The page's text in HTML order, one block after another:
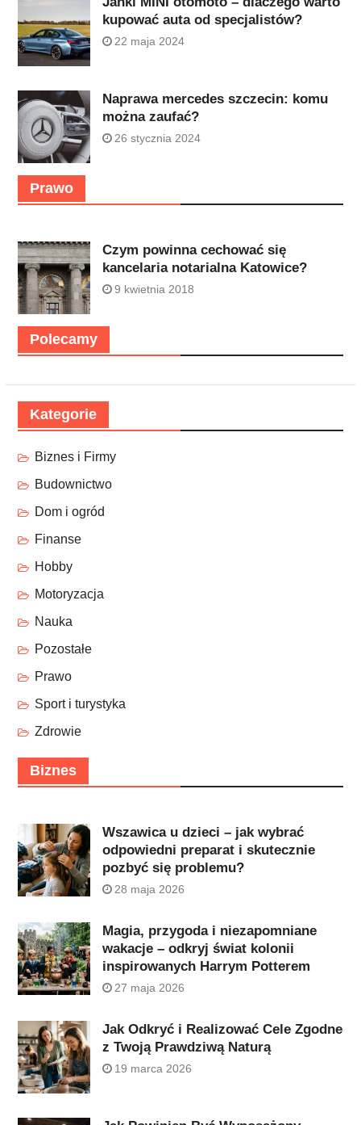
kupować auta od specjalistów?
22 maja 2024
Naprawa mercedes szczecin: komu
można zaufać?
26 stycznia 2024
Prawo
Czym powinna cechować się
kancelaria notarialna Katowice?
9 kwietnia 2018
Polecamy
Kategorie
Biznes i Firmy
Budownictwo
Dom i ogród
Finanse
Hobby
Motoryzacja
Nauka
Pozostałe
Prawo
Sport i turystyka
Zdrowie
Biznes
Wszawica u dzieci – jak wybrać
odpowiedni preparat i skutecznie
pozbyć się problemu?
28 maja 2026
Magia, przygoda i niezapomniane
wakacje – odkryj świat kolonii
inspirowanych Harrym Potterem
27 maja 2026
Jak Odkryć i Realizować Cele Zgodne
z Twoją Prawdziwą Naturą
19 marca 2026